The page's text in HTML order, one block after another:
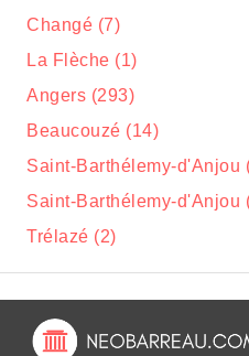
Changé (7)
La Flèche (1)
Angers (293)
Beaucouzé (14)
Saint-Barthélemy-d'Anjou
Saint-Barthélemy-d'Anjou
Trélazé (2)